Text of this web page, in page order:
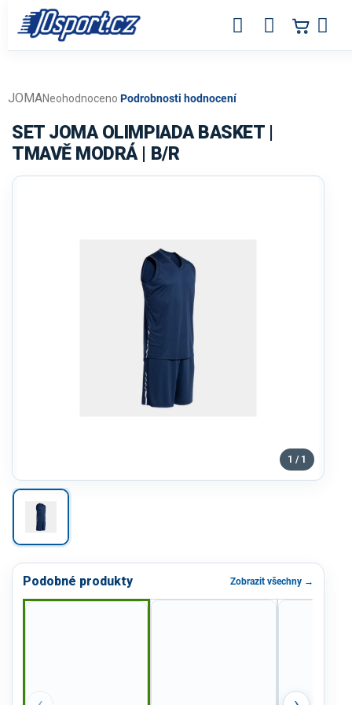
obsah
Průměrné
produktu
0,0
Neohodnoceno Podrobnosti hodnocení
JOMA
SET JOMA OLIMPIADA BASKET |
TMAVĚ MODRÁ | B/R
1 / 1
Podobné produkty Zobrazit všechny →